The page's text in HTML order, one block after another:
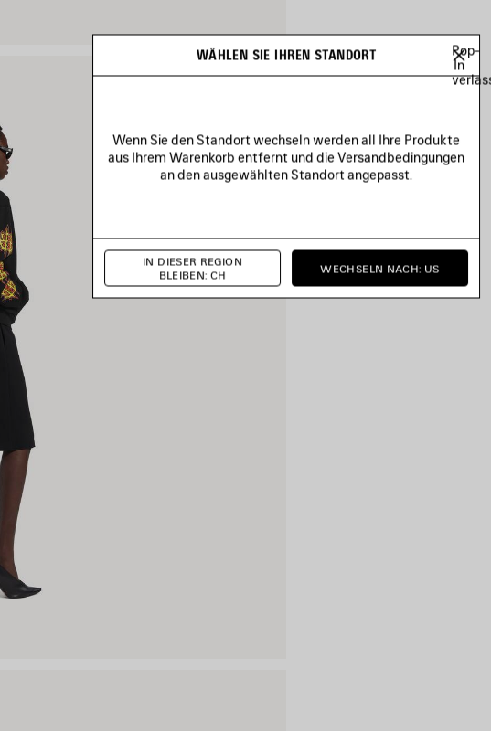
WÄHLEN SIE IHREN STANDORT
Pop-
In
Wenn Sie den Standort wechseln werden all Ihre Produkte
aus Ihrem Warenkorb entfernt und die Versandbedingungen
an den ausgewählten Standort angepasst.
IN DIESER REGION
BLEIBEN: CH
WECHSELN NACH: US